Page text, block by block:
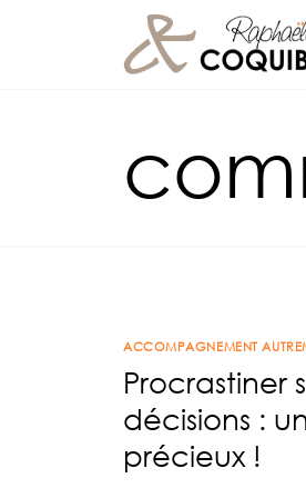
ACCOMPAGNEMENT
Procrastiner
décisions :
précieux !